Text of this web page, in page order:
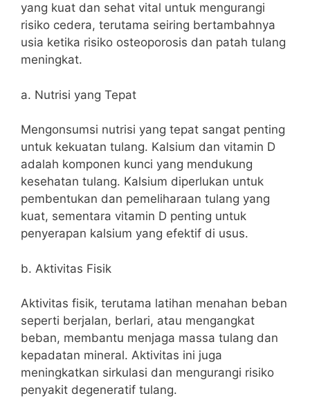
yang kuat dan sehat vital untuk mengurangi
risiko cedera, terutama seiring bertambahnya
usia ketika risiko osteoporosis dan patah tulang
meningkat.
a. Nutrisi yang Tepat
Mengonsumsi nutrisi yang tepat sangat penting
untuk kekuatan tulang. Kalsium dan vitamin D
adalah komponen kunci yang mendukung
kesehatan tulang. Kalsium diperlukan untuk
pembentukan dan pemeliharaan tulang yang
kuat, sementara vitamin D penting untuk
penyerapan kalsium yang efektif di usus.
b. Aktivitas Fisik
Aktivitas fisik, terutama latihan menahan beban
seperti berjalan, berlari, atau mengangkat
beban, membantu menjaga massa tulang dan
kepadatan mineral. Aktivitas ini juga
meningkatkan sirkulasi dan mengurangi risiko
penyakit degeneratif tulang.